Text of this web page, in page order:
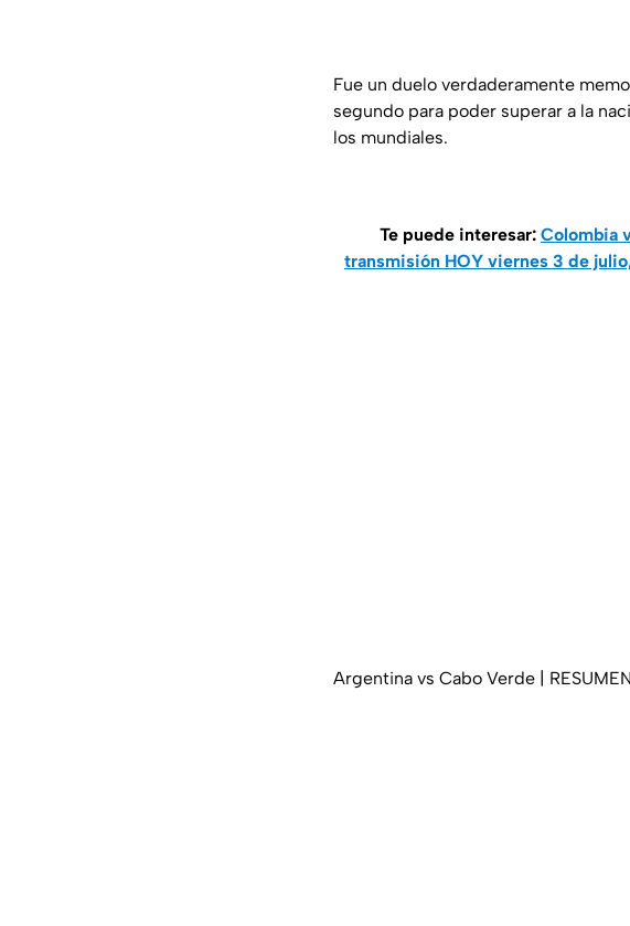
Fue un duelo verdaderamente
segundo para poder superar a la
los mundiales.
Te puede interesar: Colombia
transmisión HOY viernes 3 de
Argentina vs Cabo Verde |